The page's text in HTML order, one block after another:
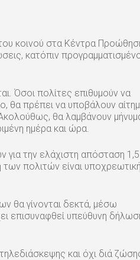
κοινού στα Κέντρα
κατόπιν
Όσοι πολίτες επιθυμούν να
θα πρέπει να υποβάλουν
θα λαμβάνουν
ημέρα και ώρα.
για την ελάχιστη απόσταση 1,5
πολιτών είναι
θα γίνονται δεκτά, μέσω
επισυναφθεί υπεύθυνη
και όχι διά